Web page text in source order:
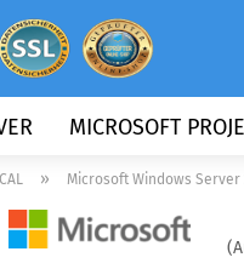
MICROSOFT
» Microsoft Windows Server